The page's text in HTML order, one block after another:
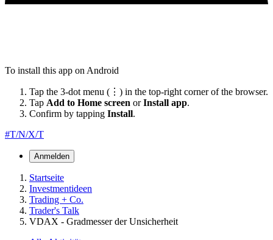
To install this app on Android
Tap the 3-dot menu (⋮) in the top-right corner of the browser.
Tap Add to Home screen orInstall app.
Confirm by tapping Install.
#T/N/X/T
Anmelden
Startseite
Investmentideen
Trading + Co.
Trader's Talk
VDAX - Gradmesser der Unsicherheit